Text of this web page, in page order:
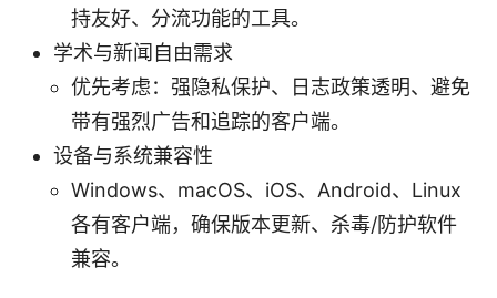
持友好、分流功能的工具。
学术与新闻自由需求
优先考虑：强隐私保护、日志政策透明、避免
带有强烈广告和追踪的客户端。
设备与系统兼容性
Windows、macOS、iOS、Android、Linux
各有客户端，确保版本更新、杀毒/防护软件
兼容。